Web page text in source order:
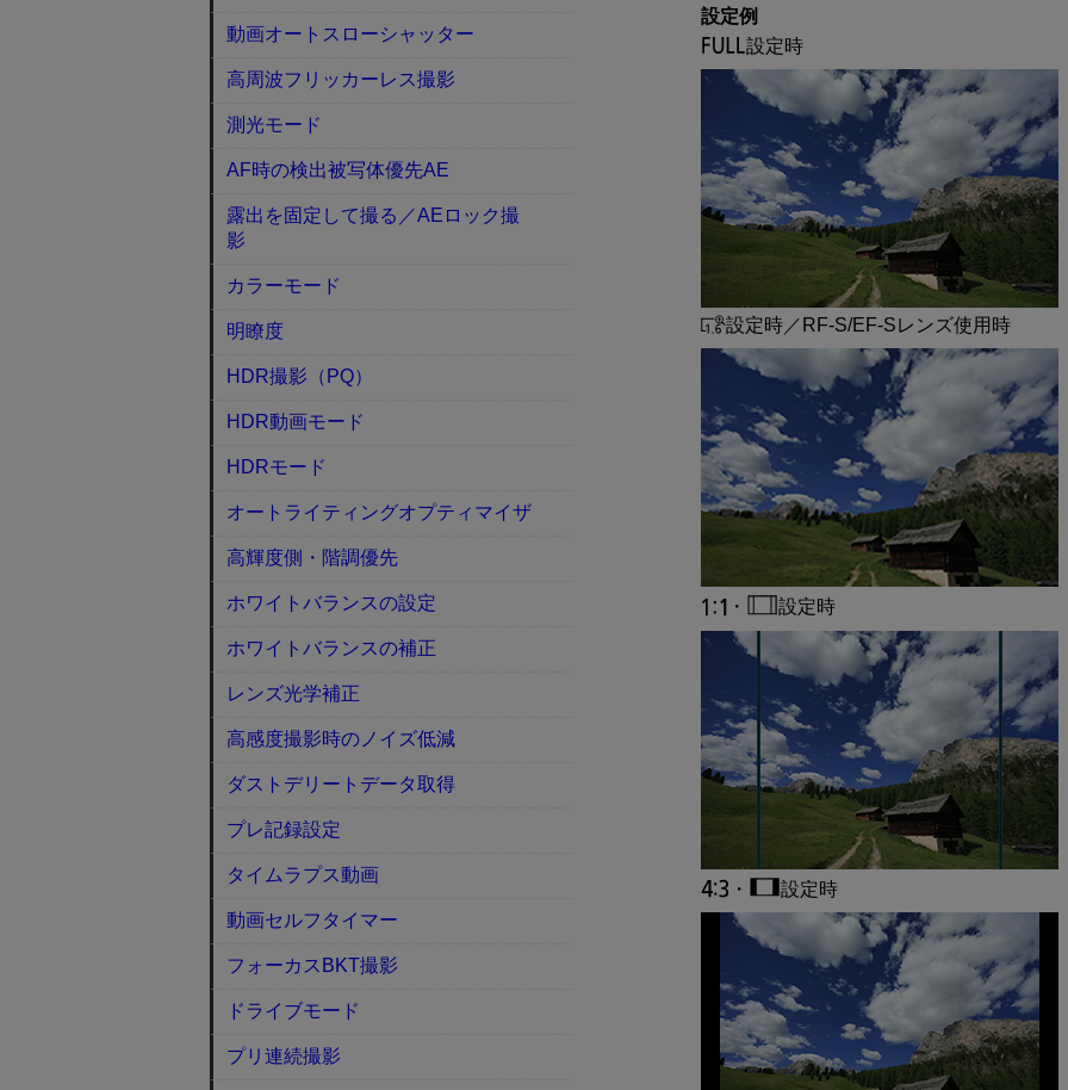
設定例
設定時
設定時／ RF-S/EF-Sレンズ使用時
・ 設定時
・ 設定時
動画オートスローシャッター
高周波フリッカーレス撮影
測光モード
AF時の検出被写体優先AE
露出を固定して撮る／AEロック撮
影
カラーモード
明瞭度
HDR撮影（PQ）
HDR動画モード
HDRモード
オートライティングオプティマイザ
高輝度側・階調優先
ホワイトバランスの設定
ホワイトバランスの補正
レンズ光学補正
高感度撮影時のノイズ低減
ダストデリートデータ取得
プレ記録設定
タイムラプス動画
動画セルフタイマー
フォーカスBKT撮影
ドライブモード
プリ連続撮影